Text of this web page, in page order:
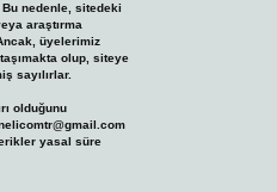
nedenle, sitedeki
araştırma
üyelerimiz
olup, siteye
sayılırlar.
olduğunu
yasal süre